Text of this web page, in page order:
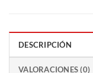
DESCRIPCIÓN
VALORACIONES (0)